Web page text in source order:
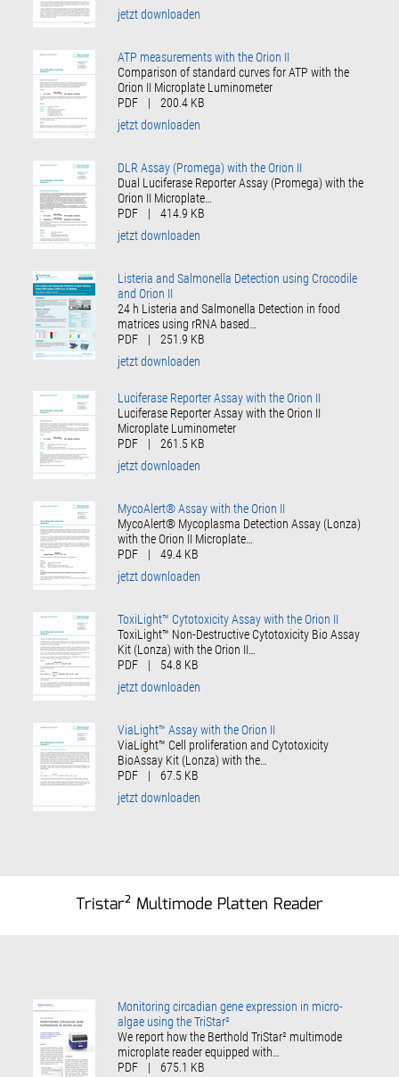
jetzt downloaden
ATP measurements with the Orion II
Comparison of standard curves for ATP with the
Orion II Microplate Luminometer
PDF
|
200.4 KB
jetzt downloaden
DLR Assay (Promega) with the Orion II
Dual Luciferase Reporter Assay (Promega) with the
Orion II Microplate…
PDF
|
414.9 KB
jetzt downloaden
Listeria and Salmonella Detection using Crocodile
and Orion II
24 h Listeria and Salmonella Detection in food
matrices using rRNA based…
PDF
|
251.9 KB
jetzt downloaden
Luciferase Reporter Assay with the Orion II
Luciferase Reporter Assay with the Orion II
Microplate Luminometer
PDF
|
261.5 KB
jetzt downloaden
MycoAlert® Assay with the Orion II
MycoAlert® Mycoplasma Detection Assay (Lonza)
with the Orion II Microplate…
PDF
|
49.4 KB
jetzt downloaden
ToxiLight™ Cytotoxicity Assay with the Orion II
ToxiLight™ Non-Destructive Cytotoxicity Bio Assay
Kit (Lonza) with the Orion II…
PDF
|
54.8 KB
jetzt downloaden
ViaLight™ Assay with the Orion II
ViaLight™ Cell proliferation and Cytotoxicity
BioAssay Kit (Lonza) with the…
PDF
|
67.5 KB
jetzt downloaden
Tristar² Multimode Platten Reader
Monitoring circadian gene expression in micro-
algae using the TriStar²
We report how the Berthold TriStar² multimode
microplate reader equipped with…
PDF
| 675.1 KB